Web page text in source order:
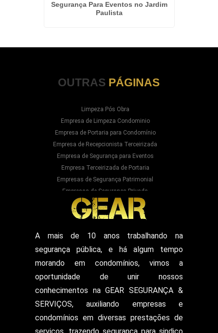
Segurança Para Eventos no Jardim
Paulista
OUTRAS PÁGINAS
Limpeza Pós Obra
Empresa de Limpeza Condominio
Empresa de Portaria para Condomínio
Empresa de Recepcionista Terceirizada
Empresa de Segurança para Eventos
Empresa Terceirizada de Portaria
Empresas de Segurança Patrimonial
Empresas de Segurança Privada
Empresas Prestadoras de Serviços para
Condominios
Empresas Prestadoras de Serviços para Prédios
Prestação de Serviços de Recepção
Recepcionista Terceirizada
Segurança Particular Armado
Segurança Patrimonial E Monitoramento
Segurança Patrimonial em Hospitais
Segurança Patrimonial Eventos
Serviço de Escolta Armada
Empresa de Segurança em Mercado
A mais de 10 anos trabalhando na
segurança pública, e há algum tempo
morando em condomínios, vimos a
oportunidade de unir nossos
conhecimentos na GEAR SEGURANÇA &
SERVIÇOS, auxiliando empresas e
condomínios em diversas prestações de